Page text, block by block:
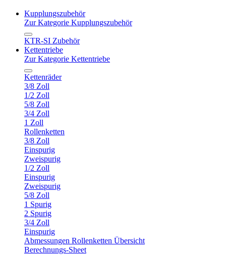
Kupplungszubehör
Zur Kategorie Kupplungszubehör
KTR-SI Zubehör
Kettentriebe
Zur Kategorie Kettentriebe
Kettenräder
3/8 Zoll
1/2 Zoll
5/8 Zoll
3/4 Zoll
1 Zoll
Rollenketten
3/8 Zoll
Einspurig
Zweispurig
1/2 Zoll
Einspurig
Zweispurig
5/8 Zoll
1 Spurig
2 Spurig
3/4 Zoll
Einspurig
Abmessungen Rollenketten Übersicht
Berechnungs-Sheet